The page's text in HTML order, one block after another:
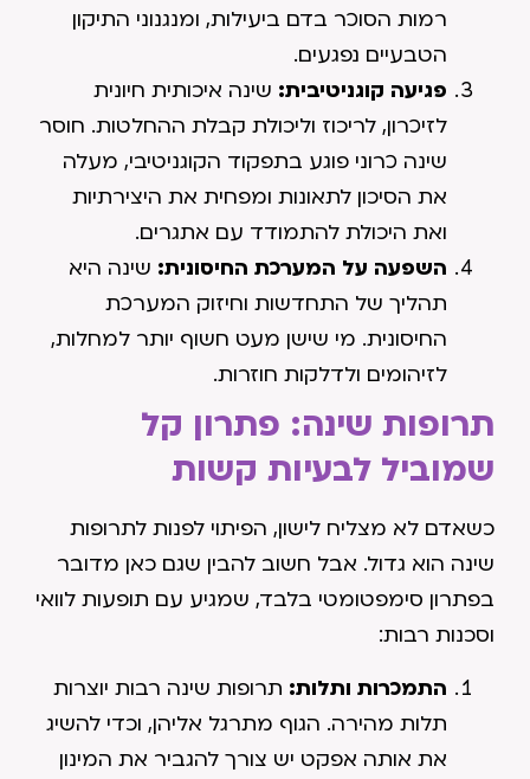
רמות הסוכר בדם ביעילות, ומנגנוני התיקון
הטבעיים נפגעים.
פגיעה קוגניטיבית: שינה איכותית חיונית
לזיכרון, לריכוז וליכולת קבלת ההחלטות. חוסר
שינה כרוני פוגע בתפקוד הקוגניטיבי, מעלה
את הסיכון לתאונות ומפחית את היצירתיות
ואת היכולת להתמודד עם אתגרים.
השפעה על המערכת החיסונית: שינה היא
תהליך של התחדשות וחיזוק המערכת
החיסונית. מי שישן מעט חשוף יותר למחלות,
לזיהומים ולדלקות חוזרות.
תרופות שינה: פתרון קל
שמוביל לבעיות קשות
כשאדם לא מצליח לישון, הפיתוי לפנות לתרופות
שינה הוא גדול. אבל חשוב להבין שגם כאן מדובר
בפתרון סימפטומטי בלבד, שמגיע עם תופעות לוואי
וסכנות רבות:
התמכרות ותלות: תרופות שינה רבות יוצרות
תלות מהירה. הגוף מתרגל אליהן, וכדי להשיג
את אותה אפקט יש צורך להגביר את המינון